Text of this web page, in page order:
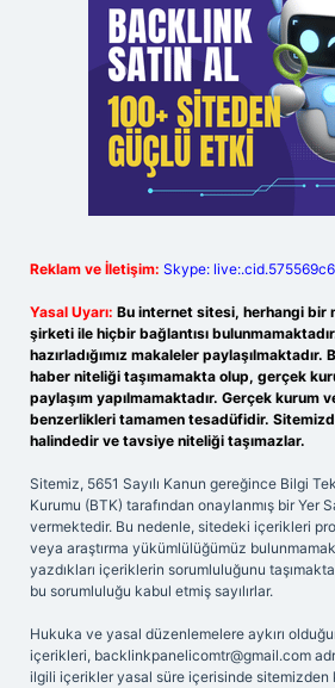
Reklam ve İletişim: Skype:
Yasal Uyarı: Bu internet sitesi, herhangi bir
şirketi ile hiçbir bağlantısı
hazırladığımız makaleler
haber niteliği taşımamakta olup, gerçek
paylaşım yapılmamaktadır. Gerçek kurum
benzerlikleri tamamen tesadüfidir.
halindedir ve tavsiye niteliği taşımazlar.
Sitemiz, 5651 Sayılı Kanun gereğince Bilgi
Kurumu (BTK) tarafından onaylanmış bir Yer
vermektedir. Bu nedenle, sitedeki içerikleri
veya araştırma yükümlülüğümüz
yazdıkları içeriklerin sorumluluğunu
bu sorumluluğu kabul etmiş sayılırlar.
Hukuka ve yasal düzenlemelere aykırı
içerikleri, backlinkpanelicomtr@gmail.com
ilgili içerikler yasal süre içerisinde sitemizden